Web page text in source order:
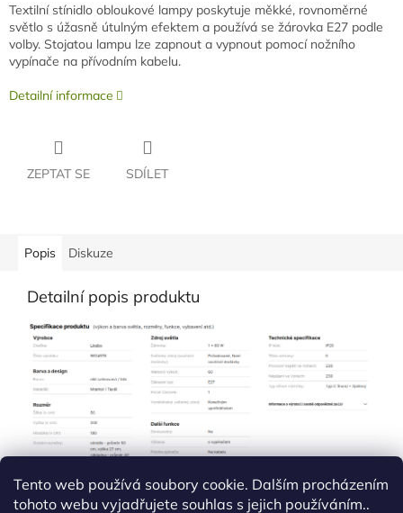
Tento web používá soubory cookie. Dalším procházením
tohoto webu vyjadřujete souhlas s jejich používáním..
Textilní stínidlo obloukové lampy poskytuje měkké, rovnoměrné
světlo s úžasně útulným efektem a používá se žárovka E27 podle
volby. Stojatou lampu lze zapnout a vypnout pomocí nožního
vypínače na přívodním kabelu.
Detailní informace
ZEPTAT SE SDÍLET
Popis Diskuze
Detailní popis produktu